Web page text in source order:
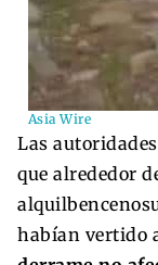
Asia Wire
Las
que alrededor
habían vertido